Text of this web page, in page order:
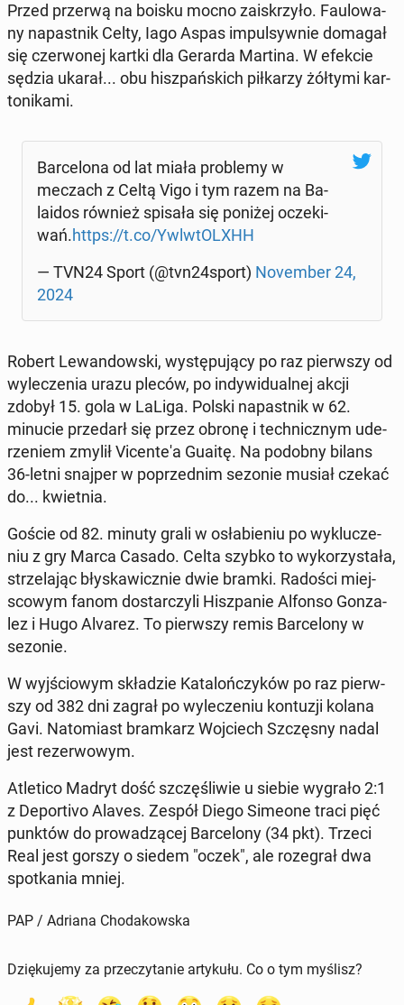
Przed przerwą na boisku mocno za­iskrzy­ło. Fau­lo­wa­
ny na­past­nik Celty, Iago Aspas im­pul­syw­nie domagał
się czer­wo­nej kartki dla Gerarda Martina. W efekcie
sędzia ukarał... obu hisz­pań­skich pił­ka­rzy żółtymi kar­
to­ni­ka­mi.
Bar­ce­lo­na od lat miała pro­ble­my w
meczach z Celtą Vigo i tym razem na Ba­
la­idos również spisała się poniżej ocze­ki­
wań.https://t.co/Ywlw­tO­LXHH
— TVN24 Sport (@tvn24sport) No­vem­ber 24,
2024
Robert Le­wan­dow­ski, wy­stę­pu­ją­cy po raz pierw­szy od
wy­le­cze­nia urazu pleców, po in­dy­wi­du­al­nej akcji
zdobył 15. gola w LaLiga. Polski na­past­nik w 62.
minucie przedarł się przez obronę i tech­nicz­nym ude­
rze­niem zmylił Vi­cen­te­'a Guaitę. Na podobny bilans
36-letni snajper w po­przed­nim sezonie musiał czekać
do... kwiet­nia.
Goście od 82. minuty grali w osła­bie­niu po wy­klu­cze­
niu z gry Marca Casado. Celta szybko to wy­ko­rzy­sta­ła,
strze­la­jąc bły­ska­wicz­nie dwie bramki. Radości miej­
sco­wym fanom do­star­czy­li Hisz­pa­nie Alfonso Gon­za­
lez i Hugo Alvarez. To pierw­szy remis Bar­ce­lo­ny w
sezonie.
W wyj­ścio­wym skła­dzie Ka­ta­loń­czy­ków po raz pierw­
szy od 382 dni zagrał po wy­le­cze­niu kon­tu­zji kolana
Gavi. Na­to­miast bram­karz Woj­ciech Szczę­sny nadal
jest re­zer­wo­wym.
Atle­ti­co Madryt dość szczę­śli­wie u siebie wygrało 2:1
z De­por­ti­vo Alaves. Zespół Diego Simeone traci pięć
punktów do pro­wa­dzą­cej Bar­ce­lo­ny (34 pkt). Trzeci
Real jest gorszy o siedem "oczek", ale ro­ze­grał dwa
spo­tka­nia mniej.
PAP / Adriana Chodakowska
Dziękujemy za przeczytanie artykułu. Co o tym myślisz?